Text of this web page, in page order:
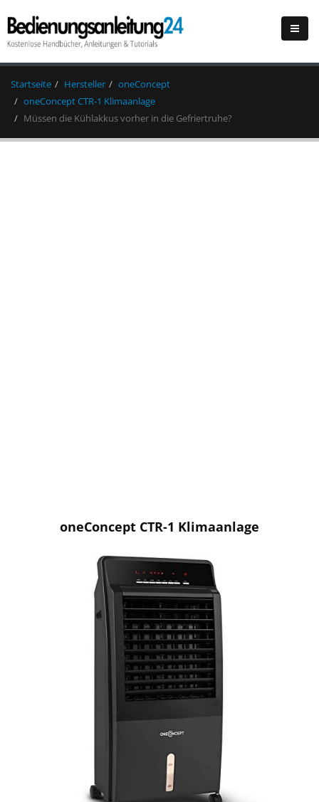
Startseite Hersteller
oneConcept
oneConcept CTR-1 Klimaanlage
Müssen die Kühlakkus vorher in die Gefriertruhe?
oneConcept CTR-1 Klimaanlage